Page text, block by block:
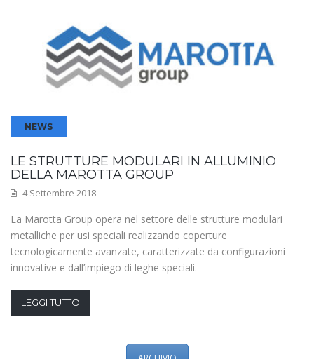
NEWS
LE STRUTTURE MODULARI IN ALLUMINIO
DELLA MAROTTA GROUP
4 Settembre 2018
La Marotta Group opera nel settore delle strutture modulari
metalliche per usi speciali realizzando coperture
tecnologicamente avanzate, caratterizzate da configurazioni
innovative e dall’impiego di leghe speciali.
LEGGI TUTTO